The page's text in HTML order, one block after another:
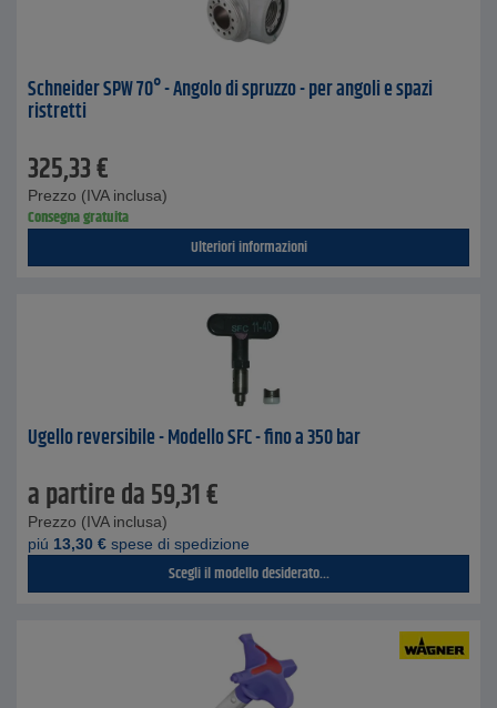
Schneider SPW 70° - Angolo di spruzzo - per angoli e spazi
ristretti
325,33€
Prezzo (IVA inclusa)
Consegna gratuita
Ulteriori informazioni
Ugello reversibile - Modello SFC - fino a 350 bar
a partire da59,31€
Prezzo (IVA inclusa)
piú 13,30 € spese di spedizione
Scegli il modello desiderato...